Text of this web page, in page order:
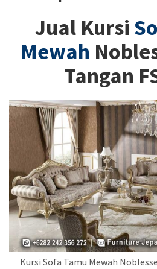
Jual Kursi
Mewah
Tangan
Kursi Sofa Tamu Mewah